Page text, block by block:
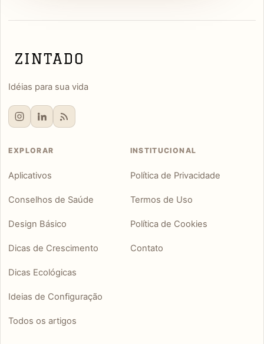
Idéias para sua vida
EXPLORAR
Aplicativos
Conselhos de Saúde
Design Básico
Dicas de Crescimento
Dicas Ecológicas
Ideias de Configuração
Todos os artigos
INSTITUCIONAL
Política de Privacidade
Termos de Uso
Política de Cookies
Contato